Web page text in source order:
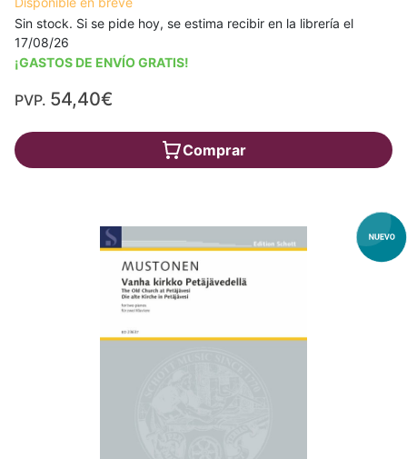
Sin stock. Si se pide hoy, se estima recibir en la librería el
17/08/26
¡GASTOS DE ENVÍO GRATIS!
PVP. 54,40€
Comprar